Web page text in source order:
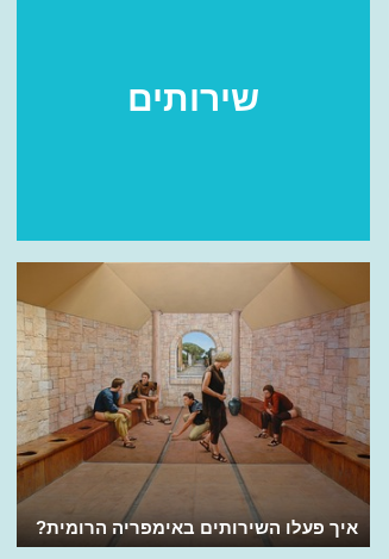
שירותים
איך פעלו השירותים באימפריה הרומית?